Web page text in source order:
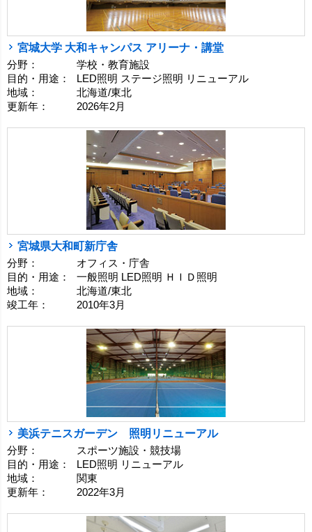
宮城大学 大和キャンパス アリーナ・講堂
分野：
学校・教育施設
目的・用途：
LED照明 ステージ照明 リニューアル
地域：
北海道/東北
更新年：
2026年2月
宮城県大和町新庁舎
分野：
オフィス・庁舎
目的・用途：
一般照明 LED照明 ＨＩＤ照明
地域：
北海道/東北
竣工年：
2010年3月
美浜テニスガーデン 照明リニューアル
分野：
スポーツ施設・競技場
目的・用途：
LED照明 リニューアル
地域：
関東
更新年：
2022年3月